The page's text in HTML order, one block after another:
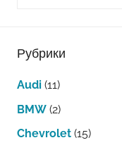
Рубрики
Audi (11)
BMW (2)
Chevrolet (15)